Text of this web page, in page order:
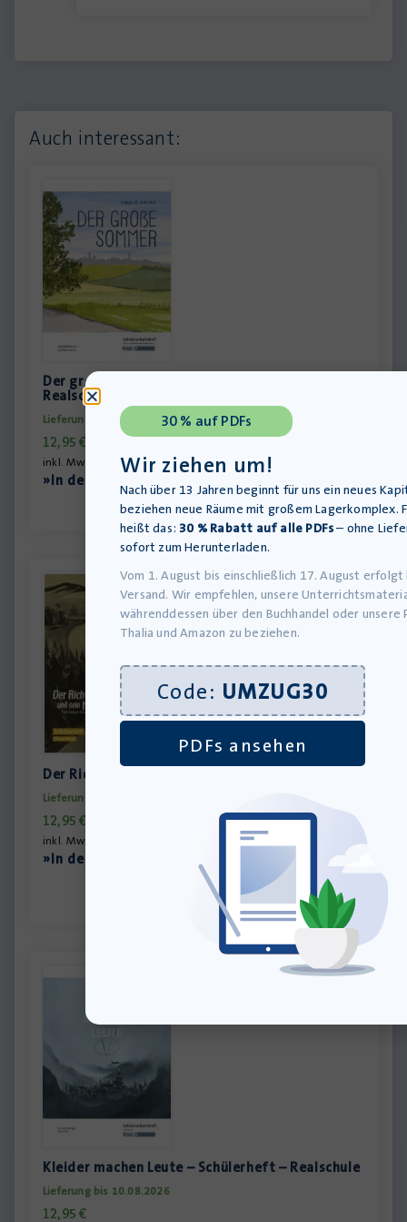
Auch interessant:
Der große Sommer – Schülerarbeitsheft –
Realschule und Werkrealschule
Lieferung bis 10.08.2026
12,95€
inkl. MwSt., zzgl.Versandkosten
»In den Warenkorb
Der Richter und sein Henker – Schülerheft
Lieferung bis 10.08.2026
12,95€
inkl. MwSt., zzgl.
»In den Warenkorb
Kleider machen Leute – Schülerheft – Realschule
Lieferung bis 10.08.2026
12,95€
30 % auf PDFs
Wir ziehen um!
Nach über 13 Jahren beginnt für uns ein neues
beziehen neue Räume mit großem Lagerkomplex.
heißt das: 30 % Rabatt auf alle PDFs– ohne
sofort zum Herunterladen.
Vom 1. August bis einschließlich 17. August erfolgt
Versand. Wir empfehlen, unsere
währenddessen über den Buchhandel oder unsere
Thalia und Amazon zu beziehen.
Code: UMZUG30
PDFs ansehen